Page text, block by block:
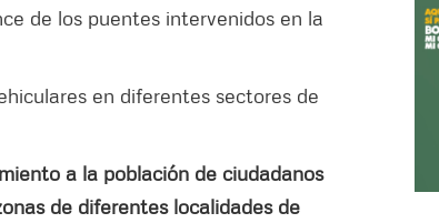
de los puentes intervenidos en la
en diferentes sectores de
a la población de ciudadanos
de diferentes localidades de